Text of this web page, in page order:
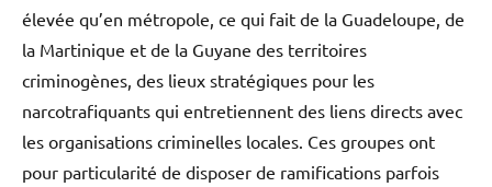
élevée qu’en métropole, ce qui fait de la Guadeloupe, de
la Martinique et de la Guyane des territoires
criminogènes, des lieux stratégiques pour les
narcotrafiquants qui entretiennent des liens directs avec
les organisations criminelles locales. Ces groupes ont
pour particularité de disposer de ramifications parfois